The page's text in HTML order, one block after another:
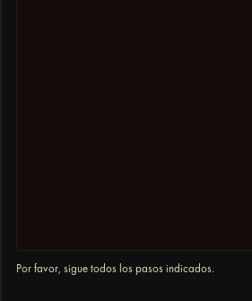
Por favor, sigue todos los pasos indicados.